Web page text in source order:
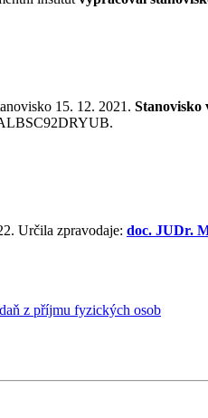
15. 12. 2021. Stanovisko
Určila zpravodaje: doc. JUDr.
daň z příjmu fyzických osob